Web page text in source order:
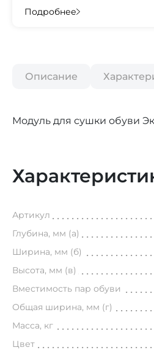
Подробнее
Описание
Модуль для сушки обуви
Артикул
Глубина, мм (а)
Ширина, мм (б)
Высота, мм (в)
Вместимость пар обуви
Общая ширина, мм (г)
Масса, кг
Цвет